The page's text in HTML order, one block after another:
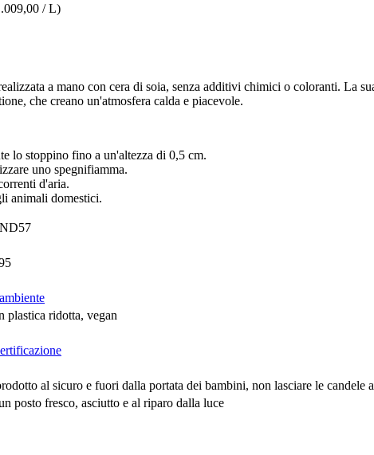
/ L)
a mano con cera di soia, senza additivi chimici o coloranti. La
che creano un'atmosfera calda e piacevole.
lo stoppino fino a un'altezza di 0,5 cm.
uno spegnifiamma.
d'aria.
animali domestici.
plastica ridotta, vegan
al sicuro e fuori dalla portata dei bambini, non lasciare le candele
posto fresco, asciutto e al riparo dalla luce